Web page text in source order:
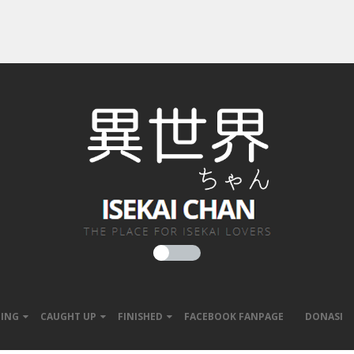
CAUGHT UP FINISHED FACEBOOK FANPAGE DONASI